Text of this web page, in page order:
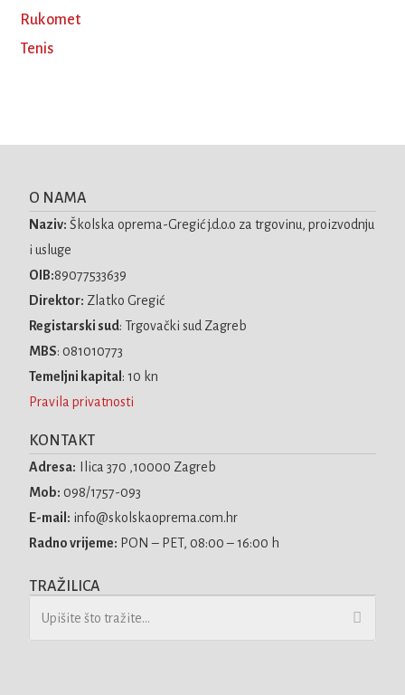
Rukomet
Tenis
O NAMA
Naziv: Školska oprema-Gregić j.d.o.o za trgovinu, proizvodnju
i usluge
OIB:89077533639
Direktor: Zlatko Gregić
Registarski sud: Trgovački sud Zagreb
MBS: 081010773
Temeljni kapital : 10 kn
Pravila privatnosti
KONTAKT
Adresa:
Ilica 370 ,10000 Zagreb
Mob: 098/1757-093
E-mail: info@skolskaoprema.com.hr
Radno vrijeme: PON – PET, 08:00 – 16:00 h
TRAŽILICA